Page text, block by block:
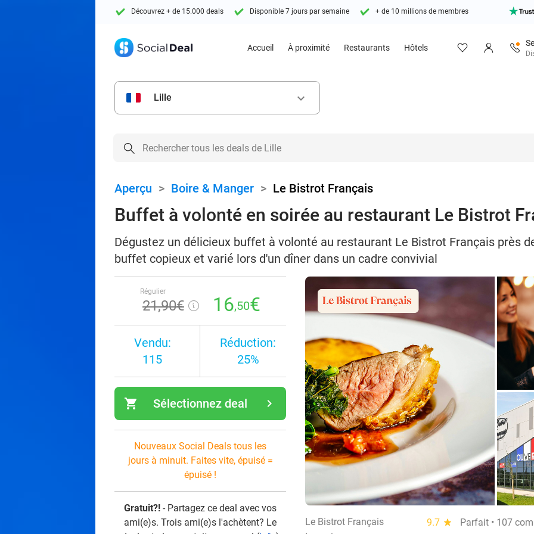
Découvrez + de 15.000 deals Disponible 7 jours par semaine + de 10 millions de membres
Accueil À proximité Restaurants Hôtels
Lille keyboard_arrow_down
Aperçu > Boire & Manger > Le Bistrot Français
Buffet à volonté en soirée au restaurant Le Bistrot
Dégustez un délicieux buffet à volonté au restaurant Le Bistrot Français près
buffet copieux et varié lors d'un dîner dans un cadre convivial
Régulier
21,90€ 16,50€
Vendu:
115
Réduction:
25%
shopping_cart navigate_next
Sélectionnez deal
Nouveaux Social Deals tous les
jours à minuit. Faites vite, épuisé =
épuisé !
Gratuit?! - Partagez ce deal avec vos
ami(e)s. Trois ami(e)s l'achètent? Le
Le Bistrot Français 9.7 star
Parfait • 107